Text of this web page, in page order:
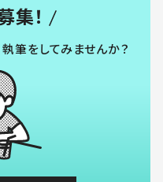
集！
筆をしてみませんか？